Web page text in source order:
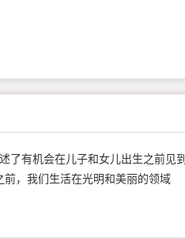
了有机会在儿子和女儿出生之前见到
，我们生活在光明和美丽的领域